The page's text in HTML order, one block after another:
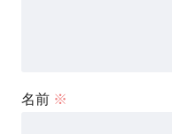
名前 ※